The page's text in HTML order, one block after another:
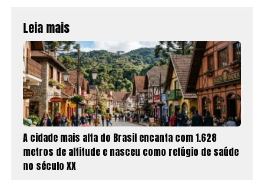
Leia mais
A cidade mais alta do Brasil encanta com 1.628
metros de altitude e nasceu como refúgio de saúde
no século XX